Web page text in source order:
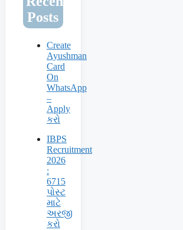
Posts
Create
Ayushman
Card
On
WhatsApp
–
Apply
કરો
IBPS
Recruitment
2026
:
6715
પોસ્ટ
માટે
અરજી
કરો